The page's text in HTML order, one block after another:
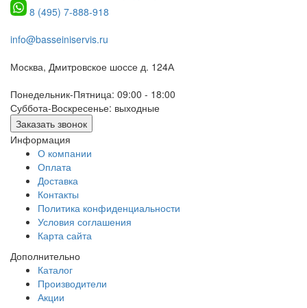
8 (495) 7-888-918
info@basseiniservis.ru
Москва, Дмитровское шоссе д. 124А
Понедельник-Пятница: 09:00 - 18:00
Суббота-Воскресенье: выходные
Заказать звонок
Информация
О компании
Оплата
Доставка
Контакты
Политика конфиденциальности
Условия соглашения
Карта сайта
Дополнительно
Каталог
Производители
Акции